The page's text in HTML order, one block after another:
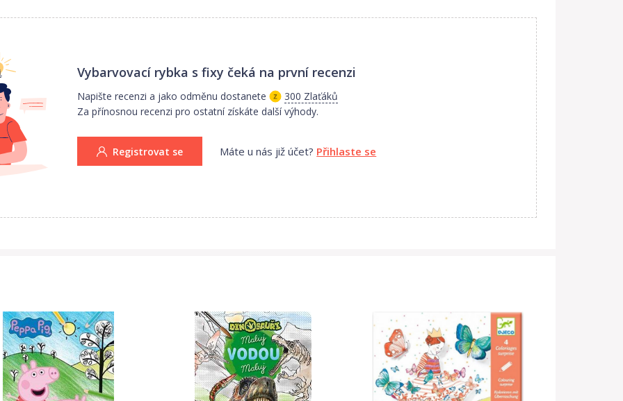
Vybarvovací rybka s fixy čeká na první recenzi
Napište recenzi a jako odměnu dostanete
300 Zlaťáků
Za přínosnou recenzi pro ostatní získáte další výhody.
Registrovat se Máte u nás již účet? Přihlaste se